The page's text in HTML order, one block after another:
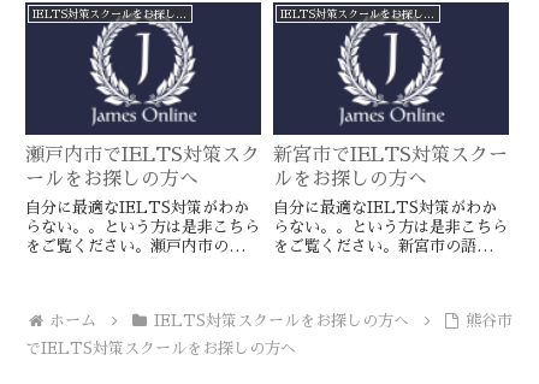
ラインのIELTS対策ならより確
実に目標達成が近づきます。海外
留学や移住をお考えの方や国内大
学受験を有利に進めたい方に是
ラインのIELTS対策ならより確
実に目標達成が近づきます。海外
留学や移住をお考えの方や国内大
学受験を有利に進めたい方に是
IELTS対策スクールをお探しの方へ
瀬戸内市でIELTS対策スク
ールをお探しの方へ
自分に最適なIELTS対策がわか
らない。。という方は是非こちら
をご覧ください。瀬戸内市の語学
外留学や移住をお考えの方や国内
大学受験を有利に進めたい方に是
IELTS対策スクールをお探しの方へ
新宮市でIELTS対策スクー
ルをお探しの方へ
自分に最適なIELTS対策がわか
らない。。という方は是非こちら
をご覧ください。新宮市の語学ス
留学や移住をお考えの方や国内大
学受験を有利に進めたい方に是
ホーム IELTS対策スクールをお探しの方へ
熊谷市
でIELTS対策スクールをお探しの方へ